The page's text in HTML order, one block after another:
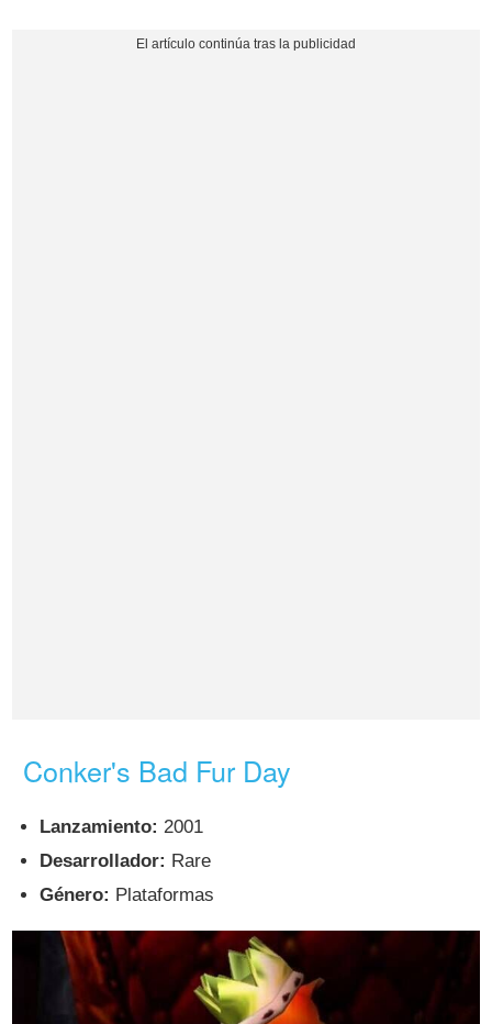
Conker's Bad Fur Day
Lanzamiento: 2001
Desarrollador: Rare
Género: Plataformas